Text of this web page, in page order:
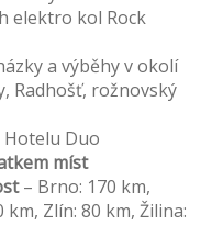
elektro kol Rock
a výběhy v okolí
Radhošť, rožnovský
Hotelu Duo
míst
– Brno: 170 km,
km, Zlín: 80 km, Žilina: